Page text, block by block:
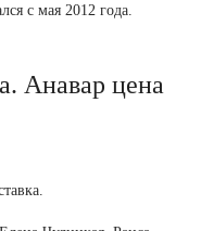
с мая 2012 года.
Анавар цена